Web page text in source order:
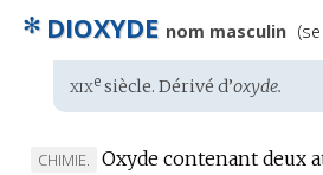
✻ DIOXYDE nom masculin
Étymologie
:
xixesiècle. Dérivé d’oxyde.
MARQUE
CHIMIE.
Oxyde contenant deux